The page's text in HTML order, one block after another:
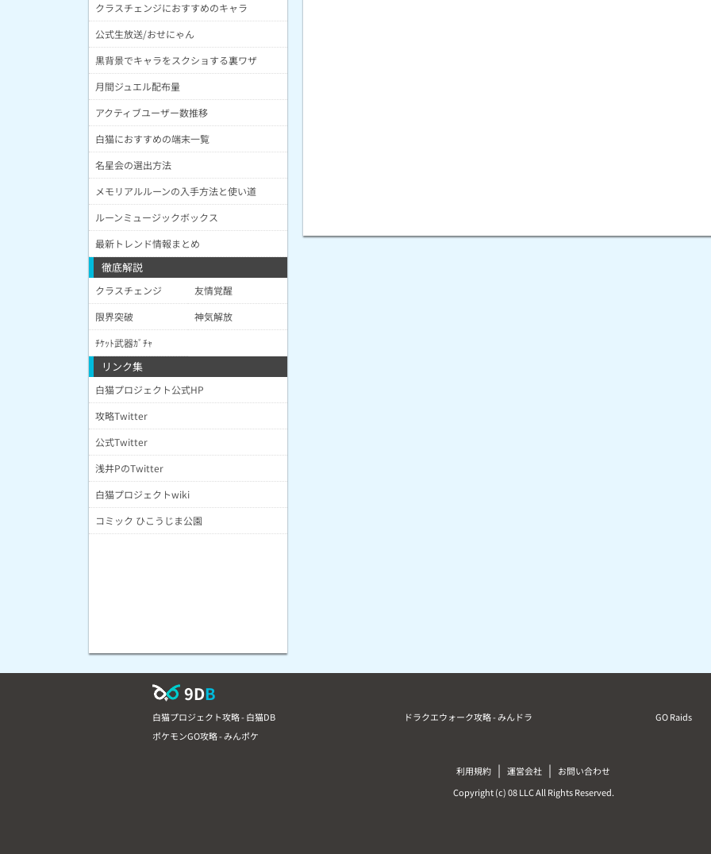
クラスチェンジにおすすめのキャラ
公式生放送/おせにゃん
黒背景でキャラをスクショする裏ワザ
月間ジュエル配布量
アクティブユーザー数推移
白猫におすすめの端末一覧
名星会の選出方法
メモリアルルーンの入手方法と使い道
ルーンミュージックボックス
最新トレンド情報まとめ
徹底解説
クラスチェンジ
友情覚醒
限界突破
神気解放
ﾁｹｯﾄ武器ｶﾞﾁｬ
リンク集
白猫プロジェクト公式HP
攻略Twitter
公式Twitter
浅井PのTwitter
白猫プロジェクトwiki
コミック ひこうじま公園
9DB
白猫プロジェクト攻略 - 白猫DB ドラクエウォーク攻略 - みんドラ
GO Raids
ポケモンGO攻略 - みんポケ
利用規約 | 運営会社 |
お問い合わせ
Copyright (c) 08 LLC All Rights Reserved.